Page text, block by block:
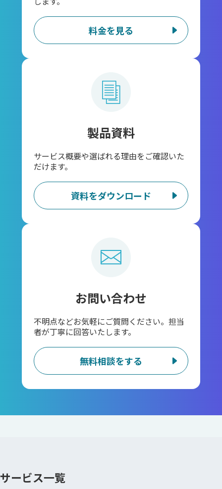
料金を見る
製品資料
サービス概要や選ばれる理由をご確認いた
だけます。
資料をダウンロード
お問い合わせ
不明点などお気軽にご質問ください。担当
者が丁寧に回答いたします。
無料相談をする
サービス一覧